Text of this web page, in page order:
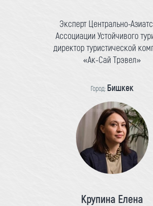
Эксперт Центрально-
Ассоциации Устойчивого
директор туристической
«Ак-Сай Трэвел»
Город: Бишкек
Крупина Елена